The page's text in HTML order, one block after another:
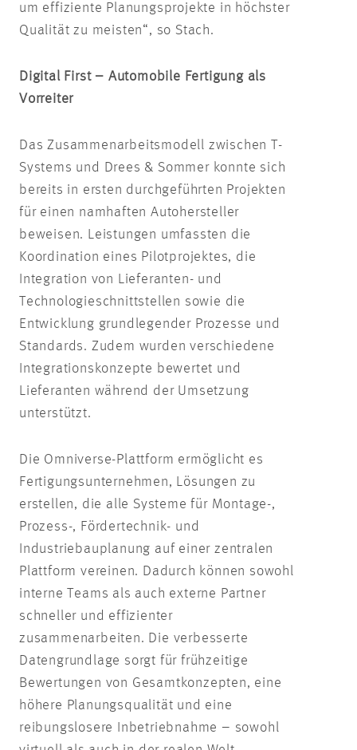
um effiziente Planungsprojekte in höchster
Qualität zu meisten“, so Stach.
Digital First – Automobile Fertigung als
Vorreiter
Das Zusammenarbeitsmodell zwischen T-
Systems und Drees & Sommer konnte sich
bereits in ersten durchgeführten Projekten
für einen namhaften Autohersteller
beweisen. Leistungen umfassten die
Koordination eines Pilotprojektes, die
Integration von Lieferanten- und
Technologieschnittstellen sowie die
Entwicklung grundlegender Prozesse und
Standards. Zudem wurden verschiedene
Integrationskonzepte bewertet und
Lieferanten während der Umsetzung
unterstützt.
Die Omniverse-Plattform ermöglicht es
Fertigungsunternehmen, Lösungen zu
erstellen, die alle Systeme für Montage-,
Prozess-, Fördertechnik- und
Industriebauplanung auf einer zentralen
Plattform vereinen. Dadurch können sowohl
interne Teams als auch externe Partner
schneller und effizienter
zusammenarbeiten. Die verbesserte
Datengrundlage sorgt für frühzeitige
Bewertungen von Gesamtkonzepten, eine
höhere Planungsqualität und eine
reibungslosere Inbetriebnahme – sowohl